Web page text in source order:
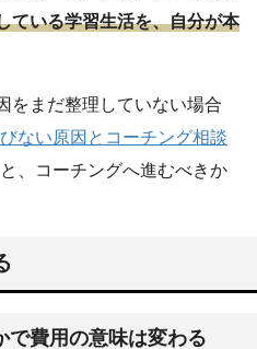
ている学習生活を、自分が本
をまだ整理していない場合
ない原因とコーチング相談
、コーチングへ進むべきか
で費用の意味は変わる